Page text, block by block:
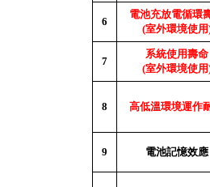
6
電池充放電循環
(室外環境使用
7
系統使用壽命
(室外環境使用
8 高低溫環境運作
9 電池記憶效應